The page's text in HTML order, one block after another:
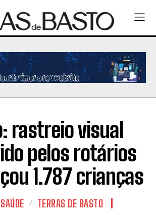
rastreio visual
pelos rotários
1.787 crianças
SAÚDE TERRAS DE BASTO